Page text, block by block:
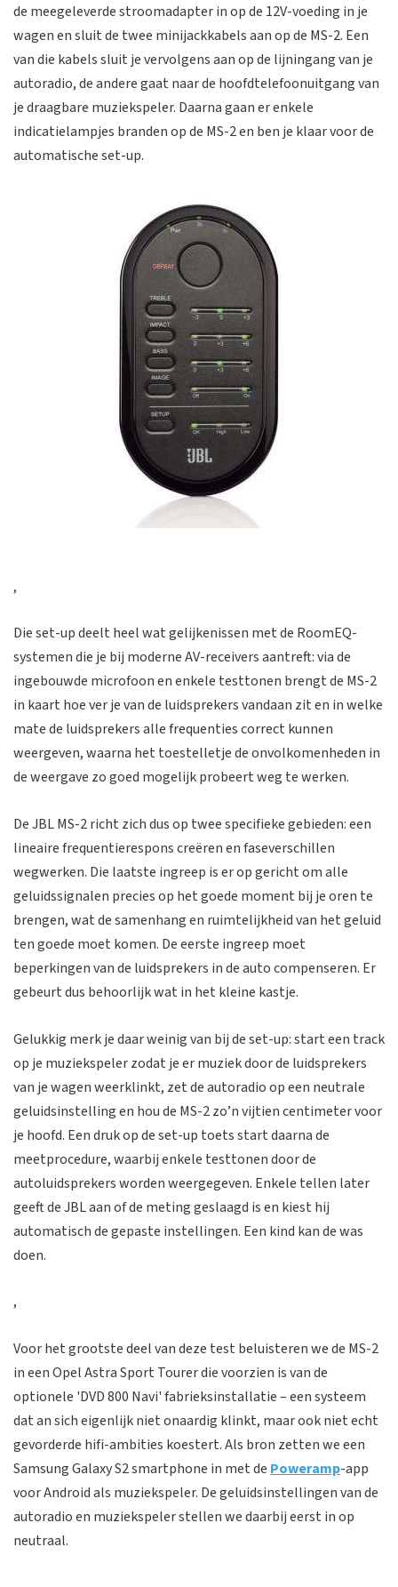
de meegeleverde stroomadapter in op de 12V-voeding in je
wagen en sluit de twee minijackkabels aan op de MS-2. Een
van die kabels sluit je vervolgens aan op de lijningang van je
autoradio, de andere gaat naar de hoofdtelefoonuitgang van
je draagbare muziekspeler. Daarna gaan er enkele
indicatielampjes branden op de MS-2 en ben je klaar voor de
automatische set-up.
,
Die set-up deelt heel wat gelijkenissen met de RoomEQ-
systemen die je bij moderne AV-receivers aantreft: via de
ingebouwde microfoon en enkele testtonen brengt de MS-2
in kaart hoe ver je van de luidsprekers vandaan zit en in welke
mate de luidsprekers alle frequenties correct kunnen
weergeven, waarna het toestelletje de onvolkomenheden in
de weergave zo goed mogelijk probeert weg te werken.
De JBL MS-2 richt zich dus op twee specifieke gebieden: een
lineaire frequentierespons creëren en faseverschillen
wegwerken. Die laatste ingreep is er op gericht om alle
geluidssignalen precies op het goede moment bij je oren te
brengen, wat de samenhang en ruimtelijkheid van het geluid
ten goede moet komen. De eerste ingreep moet
beperkingen van de luidsprekers in de auto compenseren. Er
gebeurt dus behoorlijk wat in het kleine kastje.
Gelukkig merk je daar weinig van bij de set-up: start een track
op je muziekspeler zodat je er muziek door de luidsprekers
van je wagen weerklinkt, zet de autoradio op een neutrale
geluidsinstelling en hou de MS-2 zo’n vijtien centimeter voor
je hoofd. Een druk op de set-up toets start daarna de
meetprocedure, waarbij enkele testtonen door de
autoluidsprekers worden weergegeven. Enkele tellen later
geeft de JBL aan of de meting geslaagd is en kiest hij
automatisch de gepaste instellingen. Een kind kan de was
doen.
,
Voor het grootste deel van deze test beluisteren we de MS-2
in een Opel Astra Sport Tourer die voorzien is van de
optionele 'DVD 800 Navi' fabrieksinstallatie – een systeem
dat an sich eigenlijk niet onaardig klinkt, maar ook niet echt
gevorderde hifi-ambities koestert. Als bron zetten we een
Samsung Galaxy S2 smartphone in met de Poweramp-app
voor Android als muziekspeler. De geluidsinstellingen van de
autoradio en muziekspeler stellen we daarbij eerst in op
neutraal.